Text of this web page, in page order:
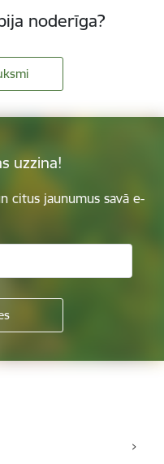
noderīga?
uzzina!
citus jaunumus savā e-